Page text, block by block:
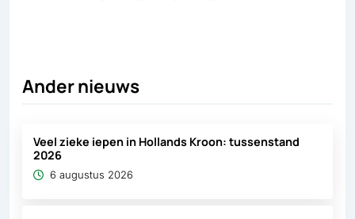
Ander nieuws
Veel zieke iepen in Hollands Kroon: tussenstand
2026
6 augustus 2026